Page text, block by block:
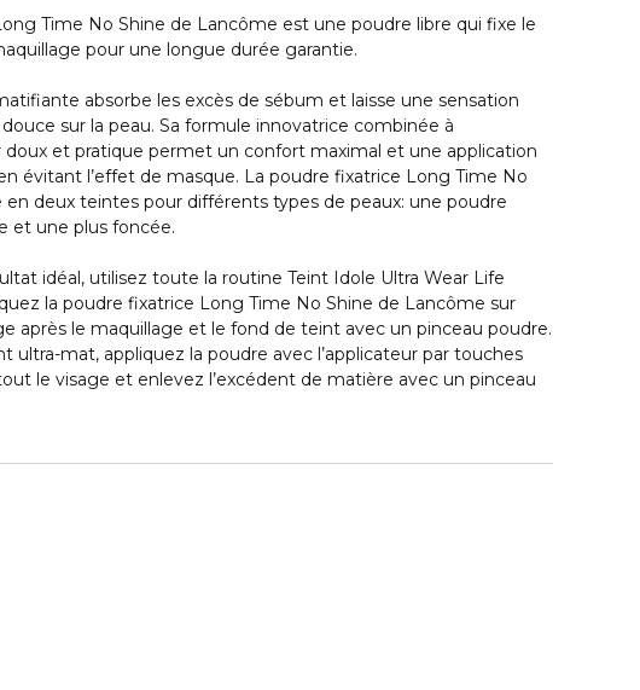
Time No Shine de Lancôme est une poudre libre qui fixe le
pour une longue durée garantie.
absorbe les excès de sébum et laisse une sensation
sur la peau. Sa formule innovatrice combinée à
doux et pratique permet un confort maximal et une application
évitant l’effet de masque. La poudre fixatrice Long Time No
en deux teintes pour différents types de peaux: une poudre
et une plus foncée.
idéal, utilisez toute la routine Teint Idole Ultra Wear Life
la poudre fixatrice Long Time No Shine de Lancôme sur
après le maquillage et le fond de teint avec un pinceau poudre.
ultra-mat, appliquez la poudre avec l’applicateur par touches
le visage et enlevez l’excédent de matière avec un pinceau